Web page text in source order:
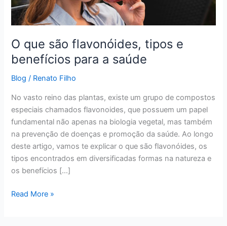
O que são flavonóides, tipos e
benefícios para a saúde
Blog / Renato Filho
No vasto reino das plantas, existe um grupo de compostos
especiais chamados flavonoides, que possuem um papel
fundamental não apenas na biologia vegetal, mas também
na prevenção de doenças e promoção da saúde. Ao longo
deste artigo, vamos te explicar o que são flavonóides, os
tipos encontrados em diversificadas formas na natureza e
os benefícios […]
para
a
Read More »